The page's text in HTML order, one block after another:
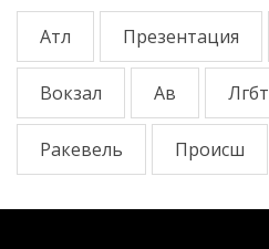
Атл Презентация
Вокзал Ав Лгбт
Ракевель Происш